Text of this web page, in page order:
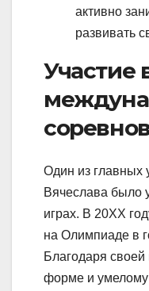
активно
развивать
Участие
Один из главных
Вячеслава было
играх. В 20XX
на Олимпиаде в
Благодаря
форме и